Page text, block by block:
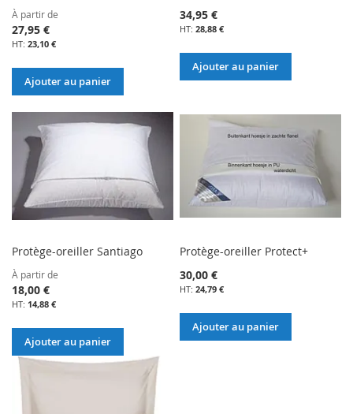
À partir de
27,95 €
23,10 €
Ajouter au panier
34,95 €
28,88 €
Ajouter au panier
Protège-oreiller Santiago
À partir de
18,00 €
14,88 €
Ajouter au panier
Protège-oreiller Protect+
30,00 €
24,79 €
Ajouter au panier